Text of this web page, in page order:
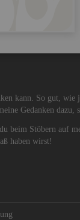
kann. So gut, wie
Ge­dan­ken dazu,
beim Stö­bern auf
haben wirst!